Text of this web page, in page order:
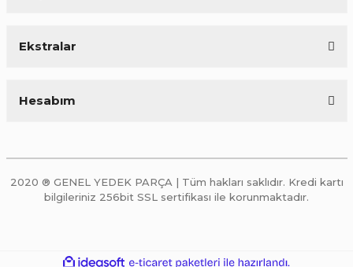
Ekstralar
Hesabım
2020 ® GENEL YEDEK PARÇA | Tüm hakları saklıdır. Kredi kartı
bilgileriniz 256bit SSL sertifikası ile korunmaktadır.
ideasoft e-